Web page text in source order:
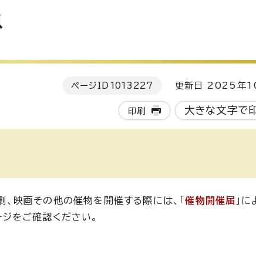
ページID 1013227 更新日 2025年
印刷 大きな文字で
映画その他の催物を開催する際には、「催物開催届 」
をご確認ください。